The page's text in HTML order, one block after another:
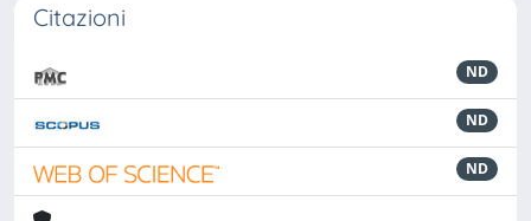
Citazioni
ND
ND
ND